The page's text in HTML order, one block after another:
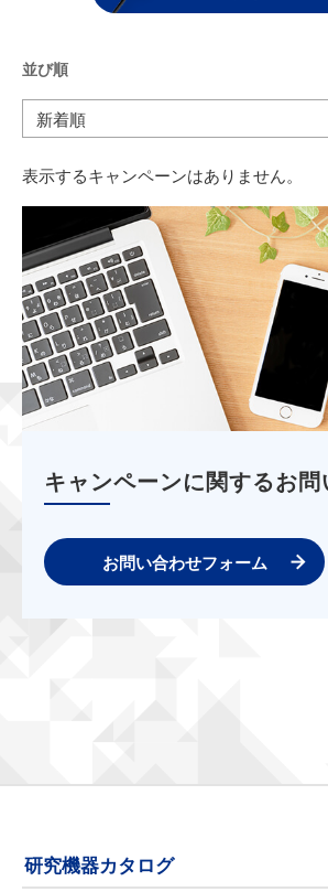
並び順
表示するキャンペーンはありません。
キャンペーンに関するお問
お問い合わせフォーム
研究機器カタログ